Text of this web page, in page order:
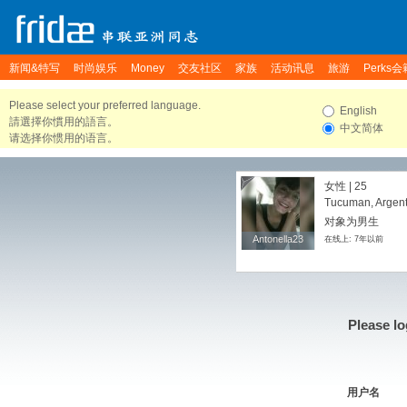
新闻&特写 时尚娱乐 Money 交友社区 家族 活动讯息 旅游 Perks会
Please select your preferred language.
請選擇你慣用的語言。
请选择你惯用的语言。
English
中文简体
Antonella23
Antonella23
女性 | 25
Tucuman,
对象为男生
在线上: 7年以前
Please
用户名